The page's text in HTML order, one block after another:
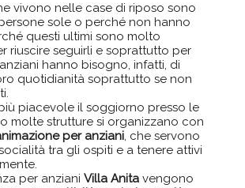
vivono nelle case di riposo sono
sole o perché non hanno
questi ultimi sono molto
riuscire seguirli e soprattutto per
hanno bisogno, infatti, di
quotidianità soprattutto se non
piacevole il soggiorno presso le
molte strutture si organizzano con
per anziani, che servono
tra gli ospiti e a tenere attivi
per anzianiVilla Anita vengono